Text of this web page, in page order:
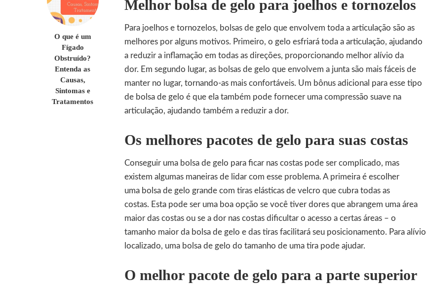
O que é um
Fígado
Obstruído?
Entenda as
Causas,
Sintomas e
Tratamentos
Melhor bolsa de gelo para joelhos e tornozelos
Para joelhos e tornozelos, bolsas de gelo que envolvem toda a articulação são as
melhores por alguns motivos. Primeiro, o gelo esfriará toda a articulação, ajudando
a reduzir a inflamação em todas as direções, proporcionando melhor alívio da
dor. Em segundo lugar, as bolsas de gelo que envolvem a junta são mais fáceis de
manter no lugar, tornando-as mais confortáveis. Um bônus adicional para esse tipo
de bolsa de gelo é que ela também pode fornecer uma compressão suave na
articulação, ajudando também a reduzir a dor.
Os melhores pacotes de gelo para suas costas
Conseguir uma bolsa de gelo para ficar nas costas pode ser complicado, mas
existem algumas maneiras de lidar com esse problema. A primeira é escolher
uma bolsa de gelo grande com tiras elásticas de velcro que cubra todas as
costas. Esta pode ser uma boa opção se você tiver dores que abrangem uma área
maior das costas ou se a dor nas costas dificultar o acesso a certas áreas – o
tamanho maior da bolsa de gelo e das tiras facilitará seu posicionamento. Para alívio
localizado, uma bolsa de gelo do tamanho de uma tira pode ajudar.
O melhor pacote de gelo para a parte superior